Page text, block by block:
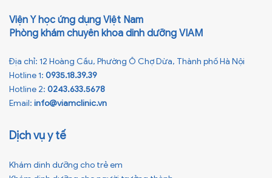
Viện Y học ứng dụng Việt Nam
Phòng khám chuyên khoa dinh dưỡng VIAM
Địa chỉ: 12 Hoàng Cầu, Phường Ô Chợ Dừa, Thành phố Hà Nội
Hotline 1: 0935.18.39.39
Hotline 2: 0243.633.5678
Email: info@viamclinic.vn
Dịch vụ y tế
Khám dinh dưỡng cho trẻ em